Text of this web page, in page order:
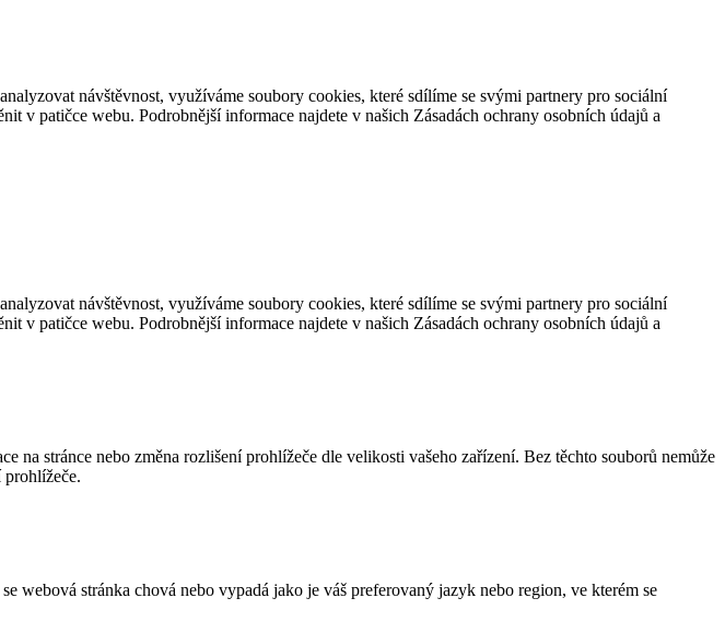
návštěvnost, využíváme soubory cookies, které sdílíme se svými partnery pro sociální
v patičce webu. Podrobnější informace najdete v našich Zásadách ochrany osobních údajů a
návštěvnost, využíváme soubory cookies, které sdílíme se svými partnery pro sociální
v patičce webu. Podrobnější informace najdete v našich Zásadách ochrany osobních údajů a
stránce nebo změna rozlišení prohlížeče dle velikosti vašeho zařízení. Bez těchto souborů nemůže
prohlížeče.
webová stránka chová nebo vypadá jako je váš preferovaný jazyk nebo region, ve kterém se